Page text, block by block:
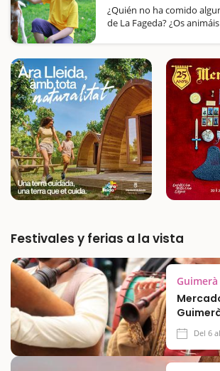
¿Quién no ha comido
de La Fageda? ¿Os
organizadas, para vivir
de emociones en
Festivales y ferias a la vista
Guimerà
Del 6